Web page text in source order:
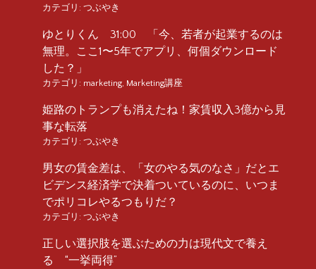
カテゴリ: つぶやき
ゆとりくん 31:00 「今、若者が起業するのは
無理。ここ1〜5年でアプリ、何個ダウンロード
した？」
カテゴリ: marketing Marketing講座
姫路のトランプも消えたね！家賃収入3億から見
事な転落
カテゴリ: つぶやき
男女の賃金差は、「女のやる気のなさ」だとエ
ビデンス経済学で決着ついているのに、いつま
でポリコレやるつもりだ？
カテゴリ: つぶやき
正しい選択肢を選ぶための力は現代文で養え
る “一挙両得”